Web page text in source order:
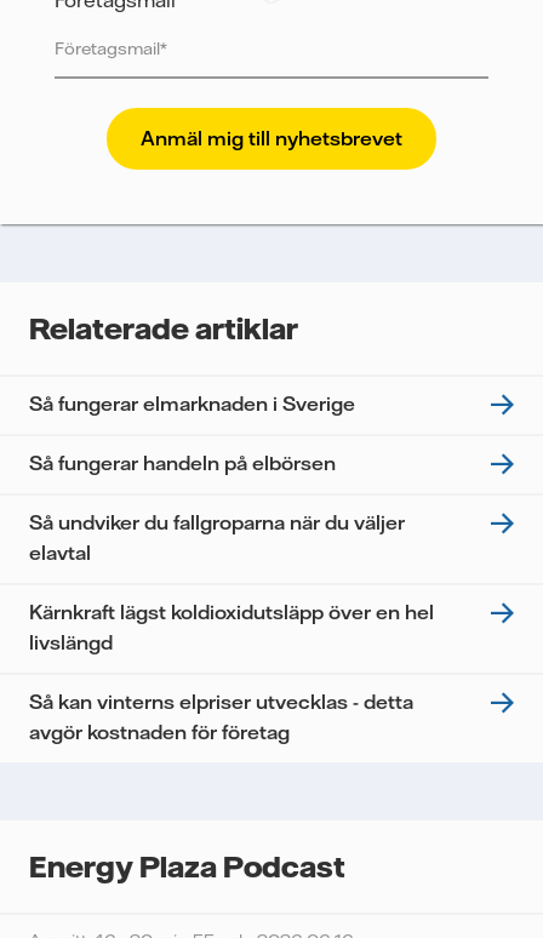
Vattenfall skyddar och respekterar din integritet. För
att Vattenfalls storföretagsförsäljning ska kunna
skicka nyhetsbrevet till dig, behöver vi dina uppgifter.
analysera deras prestanda, inklusive
tredje part, och du kan när som helst återkalla ditt
personuppgifter.
Jag samtycker till att Vattenfall behandlar mina
nyhetsbrevet.*
Relaterade artiklar
Så fungerar elmarknaden i Sverige
Så fungerar handeln på elbörsen
Så undviker du fallgroparna när du väljer
elavtal
Kärnkraft lägst koldioxidutsläpp över en hel
livslängd
Så kan vinterns elpriser utvecklas - detta
avgör kostnaden för företag
Energy Plaza Podcast